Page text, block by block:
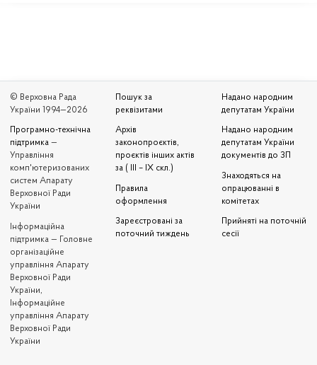
© Верховна Рада
України 1994—2026
Програмно-технічна
підтримка —
Управління
комп'ютеризованих
систем Апарату
Верховної Ради
України
Iнформаційна
підтримка — Головне
організаційне
управління Апарату
Верховної Ради
України,
Інформаційне
управління Апарату
Верховної Ради
України
Пошук за
реквізитами
Архів
законопроєктів,
проєктів інших актів
за ( III – IX скл.)
Правила
оформлення
Зареєстровані за
поточний тиждень
Надано народним
депутатам України
Надано народним
депутатам України
документів до ЗП
Знаходяться на
опрацюванні в
комітетах
Прийняті на поточній
сесії